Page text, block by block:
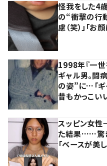
怪我をした4
の“衝撃の行
慮（笑）」「
1998年『一世
ギャル男。闘
の姿”に…「ギ
昔もかっこい
スッピン女
た結果……驚
「ベースが美し